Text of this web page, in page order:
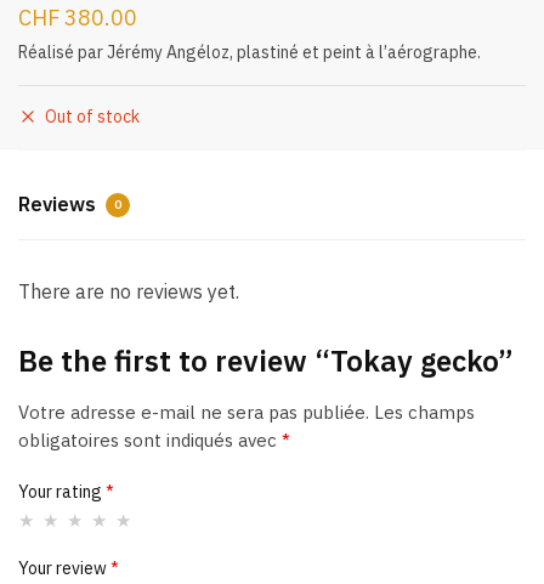
CHF380.00
Réalisé par Jérémy Angéloz, plastiné et peint à l’aérographe.
Out of stock
Reviews 0
There are no reviews yet.
Be the first to review “Tokay gecko”
Votre adresse e-mail ne sera pas publiée. Les champs
obligatoires sont indiqués avec *
Your rating *
Your review*